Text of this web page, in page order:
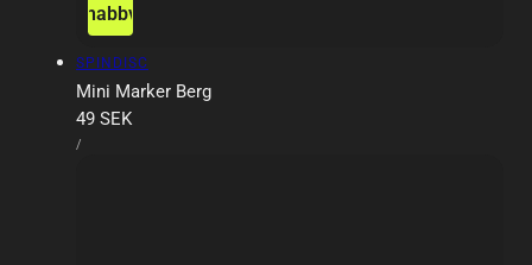
Snabbvy
Försäljare:
SPINDISC
Mini Marker Berg
Ordinarie
pris
49 SEK
ENHETSPRIS
/